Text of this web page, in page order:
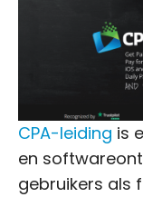
CPA-leiding is
en
gebruikers als